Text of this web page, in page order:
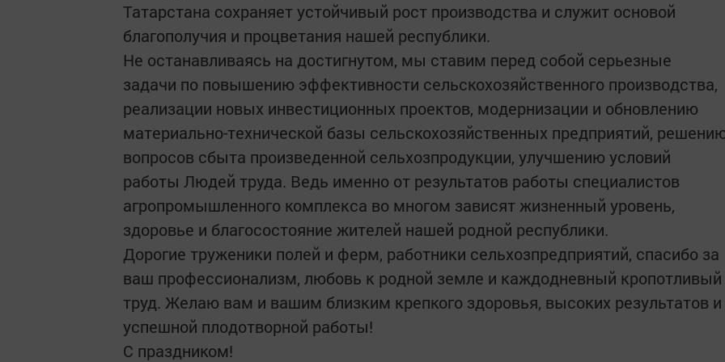
Татарстана сохраняет устойчивый рост производства и служит основой
благополучия и процветания нашей республики.
Не останавливаясь на достигнутом, мы ставим перед собой серьезные
задачи по повышению эффективности сельскохозяйственного производства,
реализации новых инвестиционных проектов, модернизации и обновлению
материально-технической базы сельскохозяйственных предприятий,
вопросов сбыта произведенной сельхозпродукции, улучшению условий
работы Людей труда. Ведь именно от результатов работы специалистов
агропромышленного комплекса во многом зависят жизненный уровень,
здоровье и благосостояние жителей нашей родной республики.
Дорогие труженики полей и ферм, работники сельхозпредприятий, спасибо за
ваш профессионализм, любовь к родной земле и каждодневный кропотливый
труд. Желаю вам и вашим близким крепкого здоровья, высоких результатов и
успешной плодотворной работы!
С праздником!